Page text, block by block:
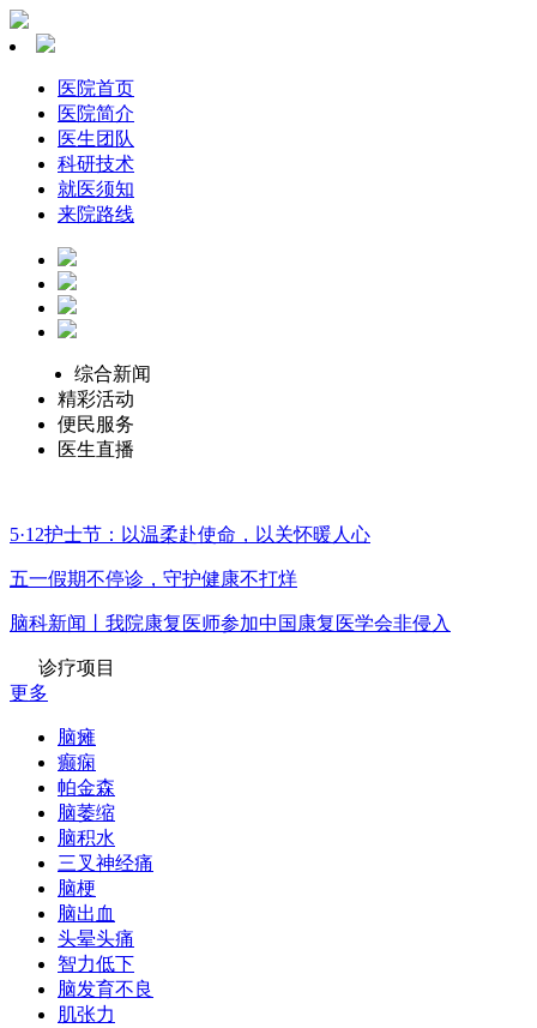
医院首页
医院简介
医生团队
科研技术
就医须知
来院路线
综合新闻
精彩活动
便民服务
医生直播
5·12护士节：以温柔赴使命，以关怀暖人心
五一假期不停诊，守护健康不打烊
脑科新闻丨我院康复医师参加中国康复医学会非侵入
诊疗项目
更多
脑瘫
癫痫
帕金森
脑萎缩
脑积水
三叉神经痛
脑梗
脑出血
头晕头痛
智力低下
脑发育不良
肌张力